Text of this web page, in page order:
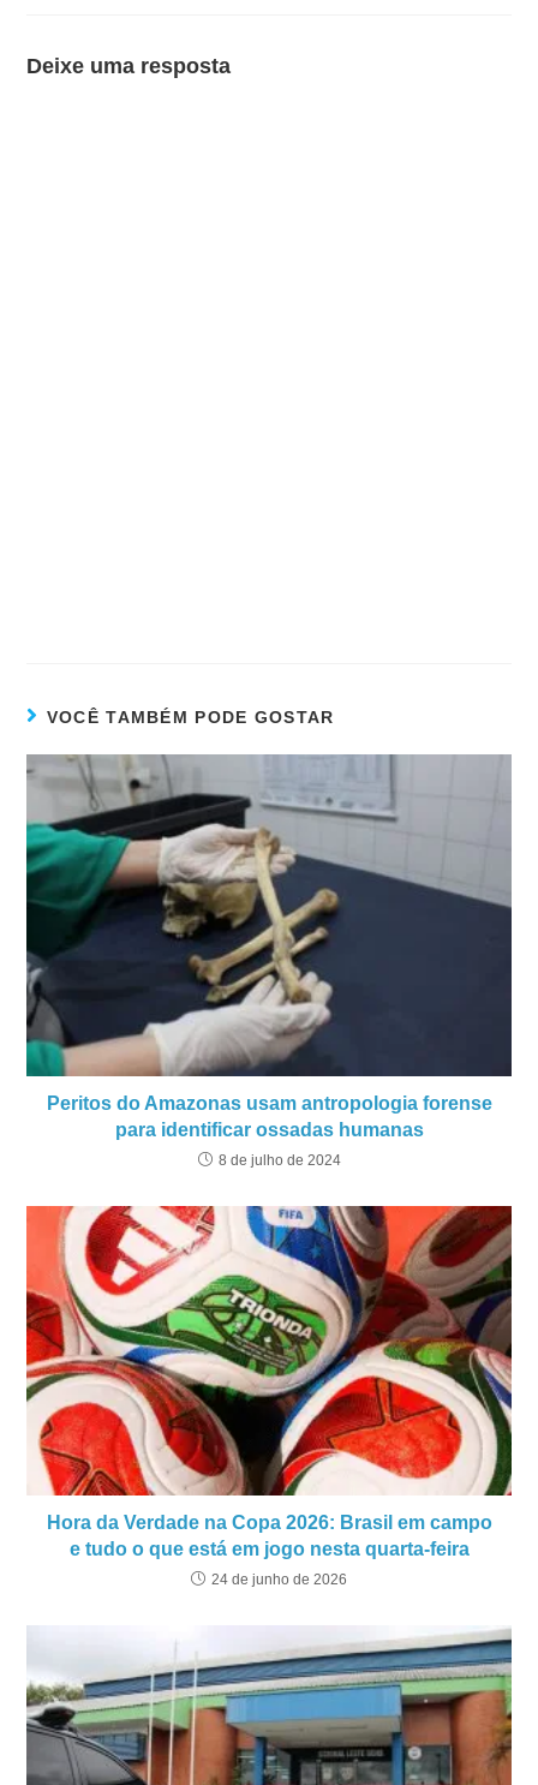
Deixe uma resposta
VOCÊ TAMBÉM PODE GOSTAR
Peritos do Amazonas usam antropologia forense
para identificar ossadas humanas
8 de julho de 2024
Hora da Verdade na Copa 2026: Brasil em campo
e tudo o que está em jogo nesta quarta-feira
24 de junho de 2026